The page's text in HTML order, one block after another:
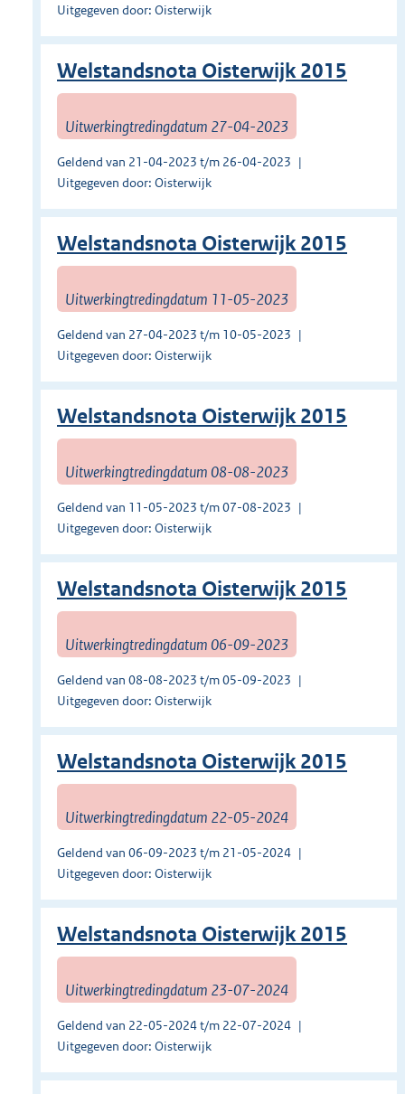
Uitgegeven door: Oisterwijk
Welstandsnota Oisterwijk 2015
Uitwerkingtredingdatum 27-04-2023
Geldend van 21-04-2023 t/m 26-04-2023
Uitgegeven door: Oisterwijk
Welstandsnota Oisterwijk 2015
Uitwerkingtredingdatum 11-05-2023
Geldend van 27-04-2023 t/m 10-05-2023
Uitgegeven door: Oisterwijk
Welstandsnota Oisterwijk 2015
Uitwerkingtredingdatum 08-08-2023
Geldend van 11-05-2023 t/m 07-08-2023
Uitgegeven door: Oisterwijk
Welstandsnota Oisterwijk 2015
Uitwerkingtredingdatum 06-09-2023
Geldend van 08-08-2023 t/m 05-09-2023
Uitgegeven door: Oisterwijk
Welstandsnota Oisterwijk 2015
Uitwerkingtredingdatum 22-05-2024
Geldend van 06-09-2023 t/m 21-05-2024
Uitgegeven door: Oisterwijk
Welstandsnota Oisterwijk 2015
Uitwerkingtredingdatum 23-07-2024
Geldend van 22-05-2024 t/m 22-07-2024
Uitgegeven door: Oisterwijk